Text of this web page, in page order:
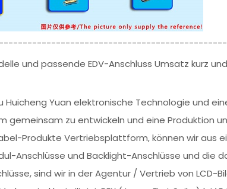
und passende EDV-Anschluss Umsatz kurz
Yuan elektronische Technologie und
gemeinsam zu entwickeln und eine Produktion
Produkte Vertriebsplattform, können wir aus
Anschlüsse und Backlight-Anschlüsse und die
sind wir in der Agentur / Vertrieb von LCD-